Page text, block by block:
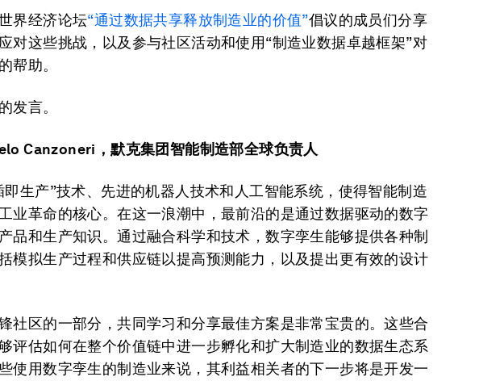
界经济论坛“通过数据共享释放制造业的价值”倡议的成员们分享
对这些挑战，以及参与社区活动和使用“制造业数据卓越框架”对
帮助。
发言。
Canzoneri ，默克集团智能制造部全球负责人
即生产”技术、先进的机器人技术和人工智能系统，使得智能制造
业革命的核心。在这一浪潮中，最前沿的是通过数据驱动的数字
品和生产知识。通过融合科学和技术，数字孪生能够提供各种制
模拟生产过程和供应链以提高预测能力，以及提出更有效的设计
社区的一部分，共同学习和分享最佳方案是非常宝贵的。这些合
评估如何在整个价值链中进一步孵化和扩大制造业的数据生态系
使用数字孪生的制造业来说，其利益相关者的下一步将是开发一